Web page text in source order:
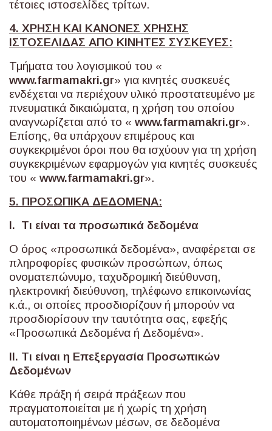
τέτοιες ιστοσελίδες τρίτων.
4. ΧΡΗΣΗ ΚΑΙ ΚΑΝΟΝΕΣ ΧΡΗΣΗΣ
ΙΣΤΟΣΕΛΙΔΑΣ ΑΠΟ ΚΙΝΗΤΕΣ ΣΥΣΚΕΥΕΣ:
Τμήματα του λογισμικού του «
www.farmamakri.gr» για κινητές συσκευές
ενδέχεται να περιέχουν υλικό προστατευμένο με
πνευματικά δικαιώματα, η χρήση του οποίου
αναγνωρίζεται από το « www.farmamakri.gr».
Επίσης, θα υπάρχουν επιμέρους και
συγκεκριμένοι όροι που θα ισχύουν για τη χρήση
συγκεκριμένων εφαρμογών για κινητές συσκευές
του « www.farmamakri.gr».
5. ΠΡΟΣΩΠΙΚΑ ΔΕΔΟΜΕΝΑ:
Ι. Τι είναι τα προσωπικά δεδομένα
Ο όρος «προσωπικά δεδομένα», αναφέρεται σε
πληροφορίες φυσικών προσώπων, όπως
ονοματεπώνυμο, ταχυδρομική διεύθυνση,
ηλεκτρονική διεύθυνση, τηλέφωνο επικοινωνίας
κ.ά., οι οποίες προσδιορίζουν ή μπορούν να
προσδιορίσουν την ταυτότητα σας, εφεξής
«Προσωπικά Δεδομένα ή Δεδομένα».
ΙΙ. Τι είναι η Επεξεργασία Προσωπικών
Δεδομένων
Κάθε πράξη ή σειρά πράξεων που
πραγματοποιείται με ή χωρίς τη χρήση
αυτοματοποιημένων μέσων, σε δεδομένα